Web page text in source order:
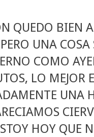
QUEDO BIEN
UNA
COMO
LO MEJOR
UNA
HOY QUE